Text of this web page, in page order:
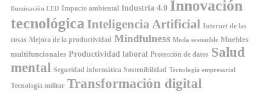
Iluminación LED Impacto ambiental Industria 4.0 Innovación
tecnológica Inteligencia Artificial Internet de las
cosas Mejora de la productividad Mindfulness Moda sostenible Muebles
multifuncionales Productividad laboral Protección de datos Salud
mental Seguridad informática Sostenibilidad Tecnología empresarial
Tecnología militar Transformación digital